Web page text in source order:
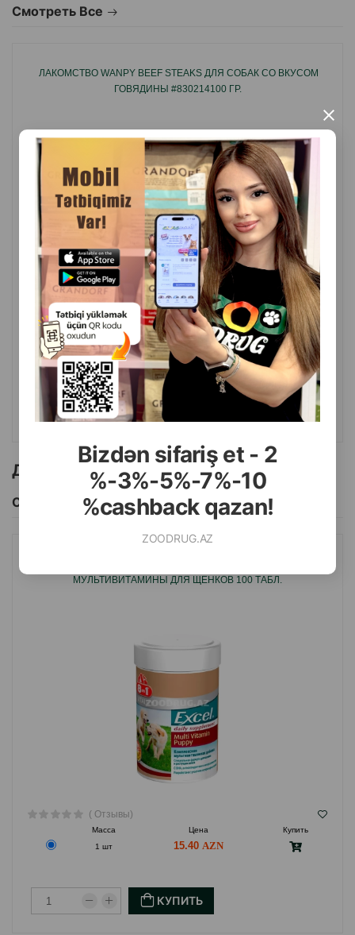
Bizdən sifariş et - 2
%-3%-5%-7%-10
%cashback qazan!
ZOODRUG.AZ
×
понравится даже самым привередливым питомцам.
Смотреть Все
ЛАКОМСТВО WANPY BEEF STEAKS ДЛЯ СОБАК СО ВКУСОМ
ГОВЯДИНЫ #830214100 ГР.
( Отзывы)
Масса Цена
Купить
1 шт
9.00
КУПИТЬ
Другие товоры бренда
Смотреть Все
МУЛЬТИВИТАМИНЫ ДЛЯ ЩЕНКОВ 100 ТАБЛ.
( Отзывы)
Масса Цена
Купить
1 шт
15.40
КУПИТЬ